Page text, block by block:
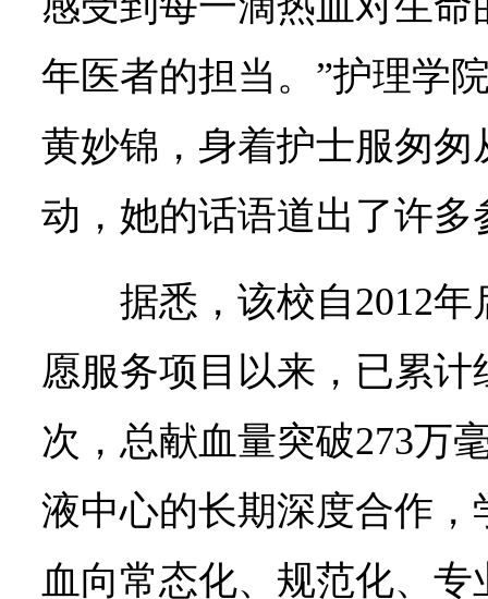
年医者的担当。”护理学
黄妙锦，身着护士服匆
动，她的话语道出了许
据悉，该校自2012
愿服务项目以来，已累计
次，总献血量突破273万
液中心的长期深度合作
血向常态化、规范化、